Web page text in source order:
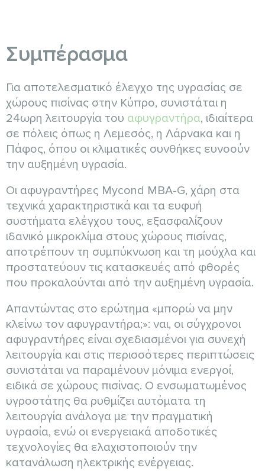
Συμπέρασμα
Για αποτελεσματικό έλεγχο της υγρασίας σε
χώρους πισίνας στην Κύπρο, συνιστάται η
24ωρη λειτουργία του αφυγραντήρα, ιδιαίτερα
σε πόλεις όπως η Λεμεσός, η Λάρνακα και η
Πάφος, όπου οι κλιματικές συνθήκες ευνοούν
την αυξημένη υγρασία.
Οι αφυγραντήρες Mycond MBA-G, χάρη στα
τεχνικά χαρακτηριστικά και τα ευφυή
συστήματα ελέγχου τους, εξασφαλίζουν
ιδανικό μικροκλίμα στους χώρους πισίνας,
αποτρέπουν τη συμπύκνωση και τη μούχλα και
προστατεύουν τις κατασκευές από φθορές
που προκαλούνται από την αυξημένη υγρασία.
Απαντώντας στο ερώτημα «μπορώ να μην
κλείνω τον αφυγραντήρα;»: ναι, οι σύγχρονοι
αφυγραντήρες είναι σχεδιασμένοι για συνεχή
λειτουργία και στις περισσότερες περιπτώσεις
συνιστάται να παραμένουν μόνιμα ενεργοί,
ειδικά σε χώρους πισίνας. Ο ενσωματωμένος
υγροστάτης θα ρυθμίζει αυτόματα τη
λειτουργία ανάλογα με την πραγματική
υγρασία, ενώ οι ενεργειακά αποδοτικές
τεχνολογίες θα ελαχιστοποιούν την
κατανάλωση ηλεκτρικής ενέργειας.